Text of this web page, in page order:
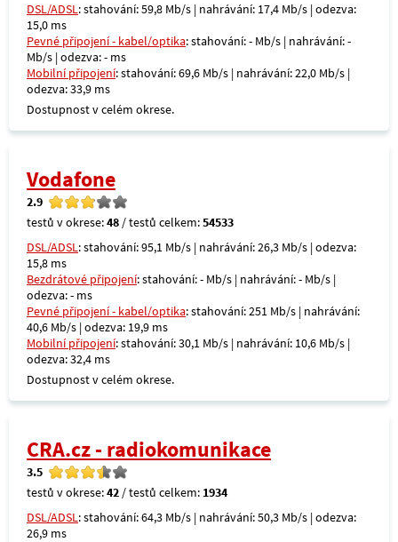
DSL/ADSL: stahování: 59,8 Mb/s | nahrávání: 17,4 Mb/s | odezva:
15,0 ms
Pevné připojení - kabel/optika: stahování: - Mb/s | nahrávání: -
Mb/s | odezva: - ms
Mobilní připojení: stahování: 69,6 Mb/s | nahrávání: 22,0 Mb/s |
odezva: 33,9 ms
Dostupnost v celém okrese.
Vodafone
2.9
testů v okrese:48 / testů celkem:54533
DSL/ADSL: stahování: 95,1 Mb/s | nahrávání: 26,3 Mb/s | odezva:
15,8 ms
Bezdrátové připojení: stahování: - Mb/s | nahrávání: - Mb/s |
odezva: - ms
Pevné připojení - kabel/optika: stahování: 251 Mb/s | nahrávání:
40,6 Mb/s | odezva: 19,9 ms
Mobilní připojení: stahování: 30,1 Mb/s | nahrávání: 10,6 Mb/s |
odezva: 32,4 ms
Dostupnost v celém okrese.
CRA.cz - radiokomunikace
3.5
testů v okrese:42 / testů celkem: 1934
DSL/ADSL: stahování: 64,3 Mb/s | nahrávání: 50,3 Mb/s | odezva:
26,9 ms